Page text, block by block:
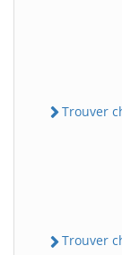
Trouver
Trouver